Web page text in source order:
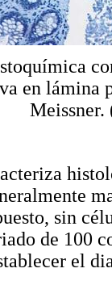
en lámina
sin
de 100
el